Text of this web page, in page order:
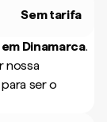
Sem tarifa
Dinamarca.
nossa
para ser o